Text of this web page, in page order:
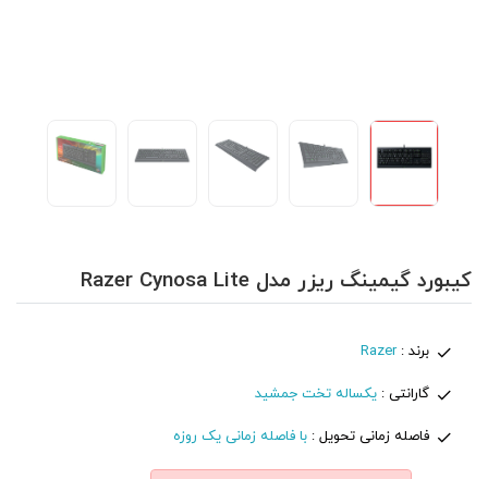
کیبورد گیمینگ ریزر مدل Razer Cynosa Lite
برند :Razer
گارانتی :یکساله تخت جمشید
فاصله زمانی تحویل : با فاصله زمانی یک روزه